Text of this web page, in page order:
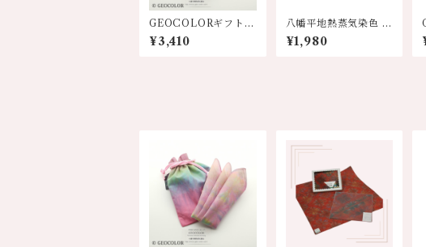
GEOCOLORギフトセ
ット【巾着&ハンカ
チ】8色展開
¥3,410
八幡平地熱蒸気染色 テ
ィーマット 各色
¥1,980